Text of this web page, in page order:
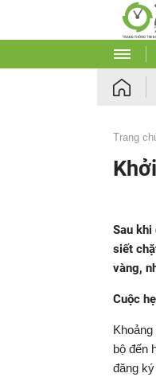
Trang
Sau khi
siết
vàng,
Cuộc
bộ đến
đăng